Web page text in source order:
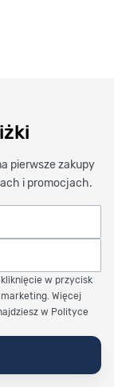
pierwsze zakupy
i promocjach.
w przycisk
marketing. Więcej
w Polityce